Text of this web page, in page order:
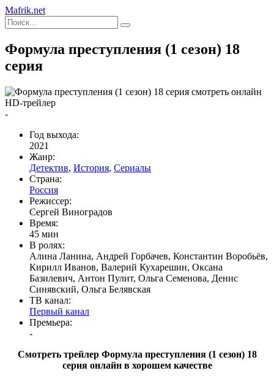
Mafrik.net
Формула преступления (1 сезон) 18
серия
HD-трейлер
-
Год выхода:
2021
Жанр:
Детектив, История, Сериалы
Страна:
Россия
Режиссер:
Сергей Виноградов
Время:
45 мин
В ролях:
Алина Ланина, Андрей Горбачев, Константин Воробьёв,
Кирилл Иванов, Валерий Кухарешин, Оксана
Базилевич, Антон Пулит, Ольга Семенова, Денис
Синявский, Ольга Белявская
ТВ канал:
Первый канал
Премьера:
-
Смотреть трейлер Формула преступления (1 сезон) 18
серия онлайн в хорошем качестве